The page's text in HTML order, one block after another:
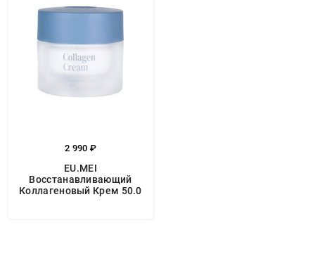
2 990 ₽
EU.MEI
Восстанавливающий
Коллагеновый Крем 50.0